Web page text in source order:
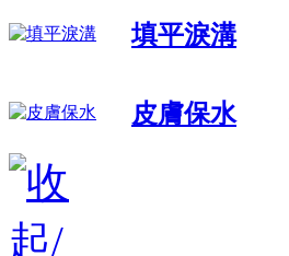
填平淚溝
皮膚保水